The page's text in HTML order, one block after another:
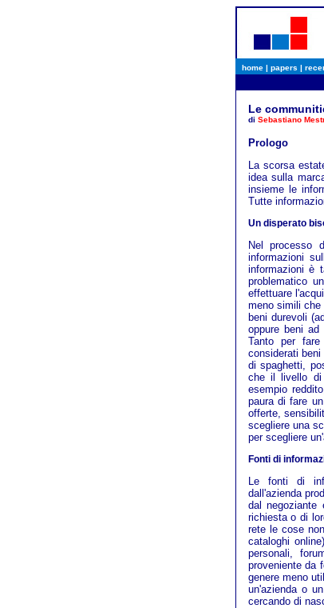
home| papers |
Le
di Sebastiano
Prologo
La scorsa
idea sulla
insieme le
Tutte
Un disperato
Nel processo
informazioni
informazioni è
problematico
effettuare
meno simili che
beni durevoli
oppure beni ad
Tanto per
considerati
di spaghetti,
che il livello di
esempio
paura di fare
offerte,
scegliere una
per scegliere
Fonti di
Le fonti di
dall'azienda
dal
richiesta o di
rete le cose
cataloghi
personali,
proveniente da
genere meno
un'azienda o
cercando di